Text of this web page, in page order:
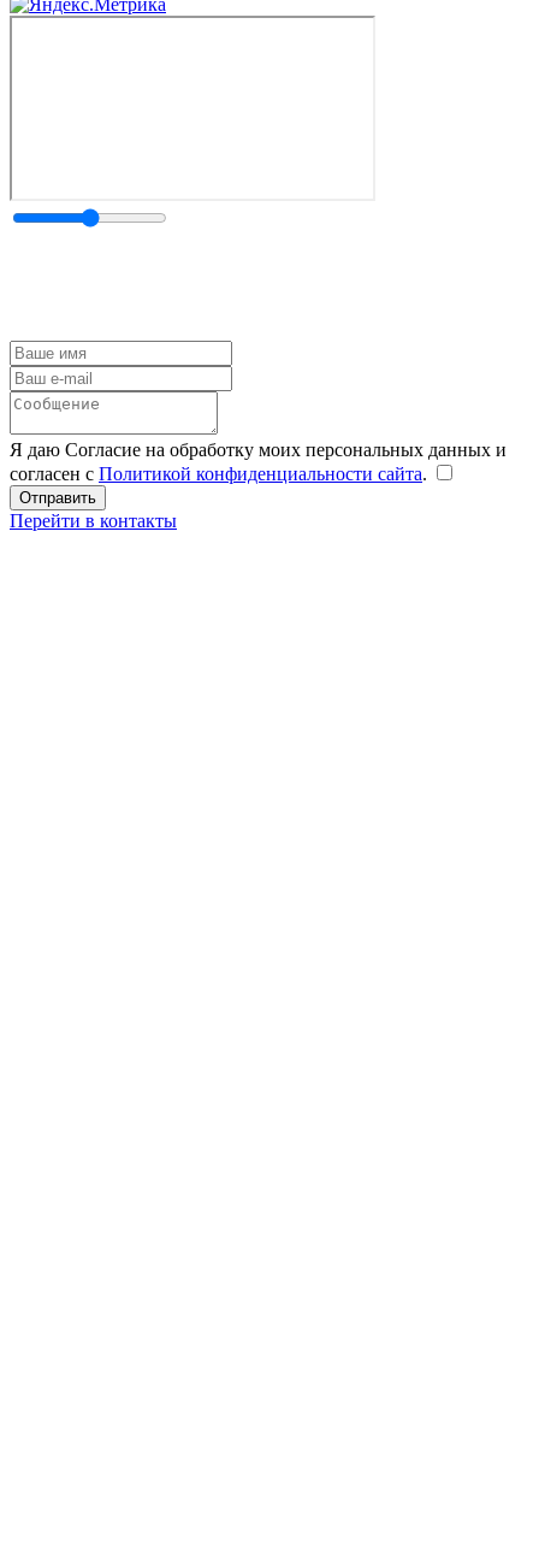
Я даю Согласие на обработку моих персональных данных и
согласен с Политикой конфиденциальности сайта.
Перейти в контакты